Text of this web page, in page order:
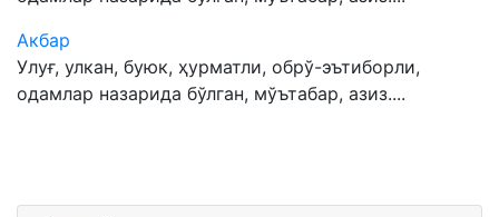
Акбар
Улуғ, улкан, буюк, ҳурматли, обрў-эътиборли,
одамлар назарида бўлган, мўътабар, азиз....